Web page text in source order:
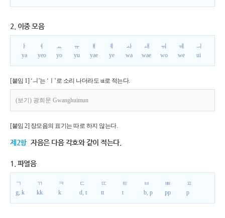
2. 이중 모음
ㅑ
ya
ㅕ
yeo
ㅛ
yo
ㅠ
yu
ㅒ
yae
ㅖ
ye
ㅘ
wa
ㅙ
wae
ㅝ
wo
ㅞ
we
ㅢ
ui
[붙임 1] ‘ㅢ’는 ‘ㅣ’로 소리 나더라도 ui로 적는다.
(보기) 광희문 Gwanghuimun
[붙임 2] 장모음의 표기는 따로 하지 않는다.
제2항 자음은 다음 각호와 같이 적는다.
1. 파열음
ㄱ
g, k
ㄲ
kk
ㅋ
k
ㄷ
d, t
ㄸ
tt
ㅌ
t
ㅂ
b, p
ㅃ
pp
ㅍ
p